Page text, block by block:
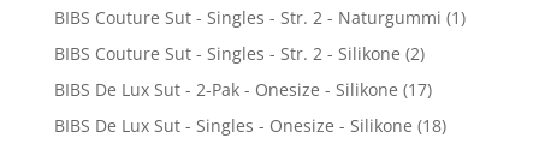
BIBS Couture Sut - Singles - Str. 2 - Naturgummi (1)
BIBS Couture Sut - Singles - Str. 2 - Silikone (2)
BIBS De Lux Sut - 2-Pak - Onesize - Silikone (17)
BIBS De Lux Sut - Singles - Onesize - Silikone (18)